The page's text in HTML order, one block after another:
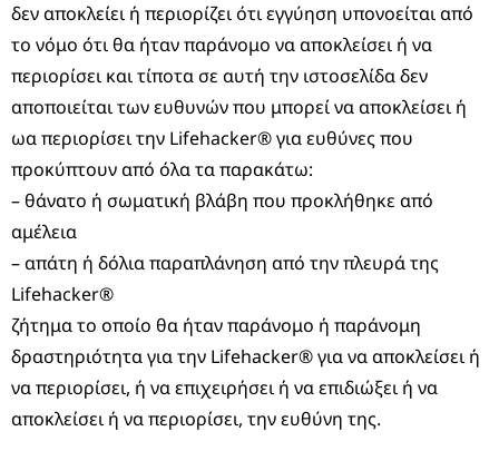
δεν αποκλείει ή περιορίζει ότι εγγύηση υπονοείται από
το νόμο ότι θα ήταν παράνομο να αποκλείσει ή να
περιορίσει και τίποτα σε αυτή την ιστοσελίδα δεν
αποποιείται των ευθυνών που μπορεί να αποκλείσει ή
ωα περιορίσει την Lifehacker® για ευθύνες που
προκύπτουν από όλα τα παρακάτω:
– θάνατο ή σωματική βλάβη που προκλήθηκε από
αμέλεια
– απάτη ή δόλια παραπλάνηση από την πλευρά της
Lifehacker®
ζήτημα το οποίο θα ήταν παράνομο ή παράνομη
δραστηριότητα για την Lifehacker® για να αποκλείσει ή
να περιορίσει, ή να επιχειρήσει ή να επιδιώξει ή να
αποκλείσει ή να περιορίσει, την ευθύνη της.